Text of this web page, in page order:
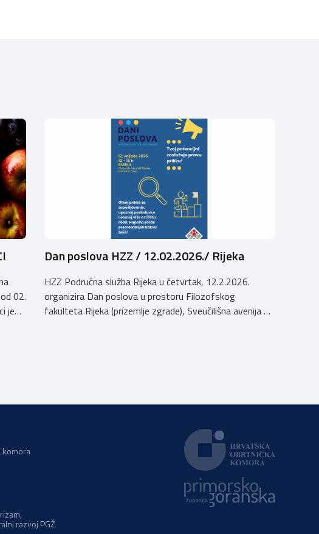
02.
je
Dan poslova HZZ / 12.02.2026./ Rijeka
HZZ Područna služba Rijeka u četvrtak, 12.2.2026.
organizira Dan poslova u prostoru Filozofskog
fakulteta Rijeka (prizemlje zgrade), Sveučilišna avenija 4,
komora
razvoj PGŽ